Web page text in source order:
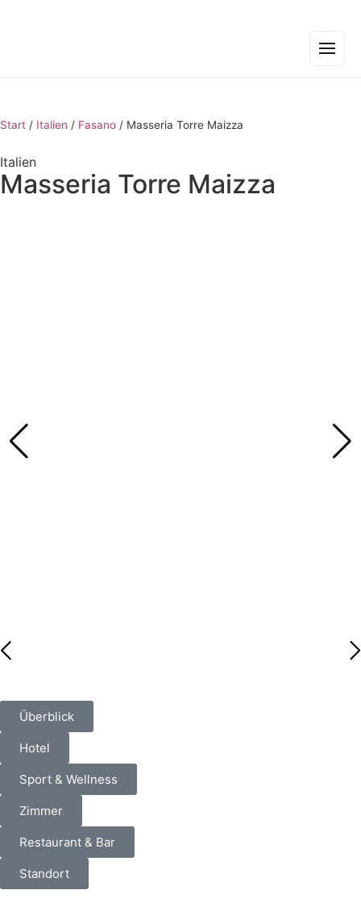
Start / Italien / Fasano / Masseria Torre Maizza
Italien
Masseria Torre Maizza
Überblick
Hotel
Sport & Wellness
Zimmer
Restaurant & Bar
Standort